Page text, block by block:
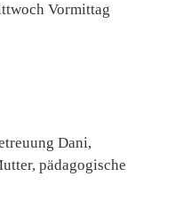
Vormittag
Dani,
pädagogische